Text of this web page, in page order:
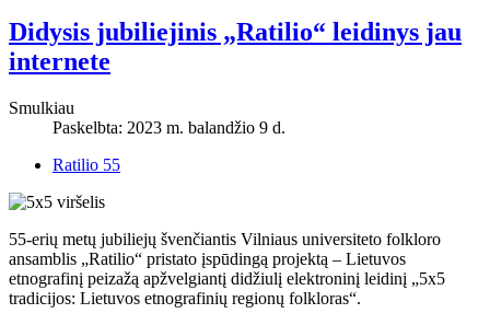
Didysis jubiliejinis „Ratilio“ leidinys jau
internete
Smulkiau
Paskelbta: 2023 m. balandžio 9 d.
Ratilio 55
55-erių metų jubiliejų švenčiantis Vilniaus universiteto folkloro
ansamblis „Ratilio“ pristato įspūdingą projektą – Lietuvos
etnografinį peizažą apžvelgiantį didžiulį elektroninį leidinį „5x5
tradicijos: Lietuvos etnografinių regionų folkloras“.